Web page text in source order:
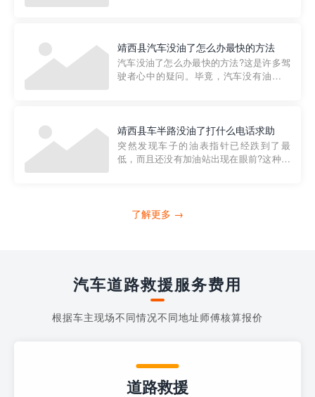
的送油师傅，解决没油的紧急情况。 首
先，让我们来了解一下穿...
靖西县汽车没油了怎么办最快的方法
汽车没油了怎么办最快的方法?这是许多驾
驶者心中的疑问。毕竟，汽车没有油就无
越者小程序是一款专门解决汽车没油问题
的在线服务平台。通过...
靖西县车半路没油了打什么电话求助
突然发现车子的油表指针已经跌到了最
低，而且还没有加油站出现在眼前?这种情
打4006363122请求送油人员来帮助你。
了解更多 →
汽车道路救援服务费用
根据车主现场不同情况不同地址师傅核算报价
道路救援